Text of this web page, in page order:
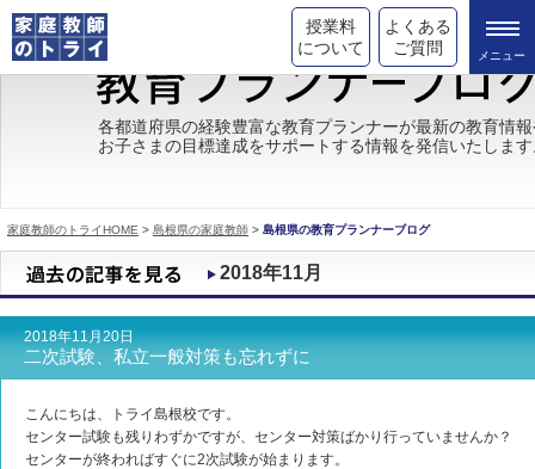
授業料
について
よくある
ご質問
トライの教育理念
成績が上がる理由
都道府県別情報
合格体験談
キャンペーン情報
各都道府県の経験豊富な教育プランナーが最新の教育情
お子さまの目標達成をサポートする情報を発信いたしま
家庭教師のトライHOME > 島根県の家庭教師 > 島根県の教育プランナーブログ
2018年11月
2018年11月20日
二次試験、私立一般対策も忘れずに
こんにちは、トライ島根校です。
センター試験も残りわずかですが、センター対策ばかり行っていませんか？
センターが終わればすぐに2次試験が始まります。